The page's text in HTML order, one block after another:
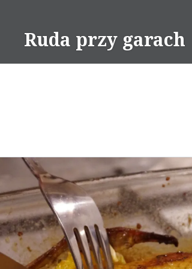
contentRuda przy garach